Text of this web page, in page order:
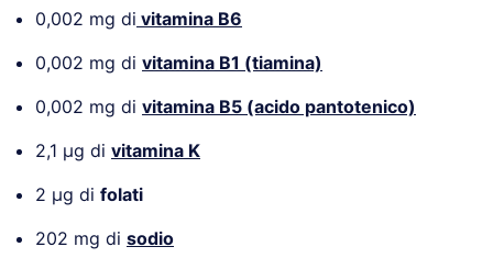
0,002 mg di vitamina B6
0,002 mg di vitamina B1 (tiamina)
0,002 mg di vitamina B5 (acido pantotenico)
2,1 µg di vitamina K
2 µg di folati
202 mg di sodio